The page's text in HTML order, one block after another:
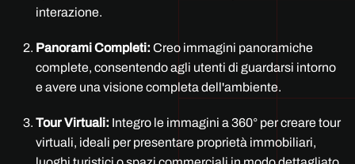
interazione.
Panorami Completi: Creo immagini panoramiche
complete, consentendo agli utenti di guardarsi intorno
e avere una visione completa dell'ambiente.
Tour Virtuali: Integro le immagini a 360° per creare tour
virtuali, ideali per presentare proprietà immobiliari,